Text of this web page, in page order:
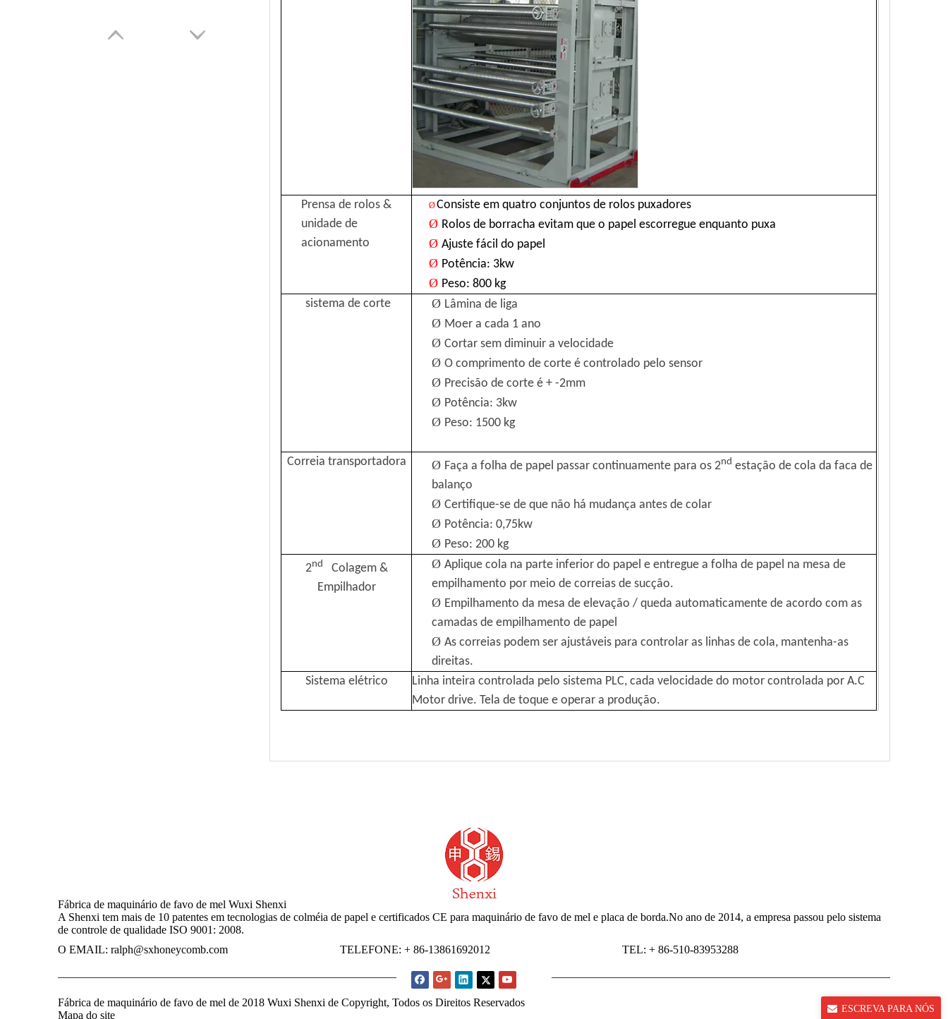
Prensa de rolos &
unidade de
acionamento
ØConsiste em quatro conjuntos de rolos puxadores
Ø Rolos de borracha evitam que o papel escorregue enquanto puxa
Ø Ajuste fácil do papel
Ø Potência: 3kw
Ø Peso: 800 kg
sistema de corte
Ø Lâmina de liga
Ø Moer a cada 1 ano
Ø Cortar sem diminuir a velocidade
Ø O comprimento de corte é controlado pelo sensor
Ø Precisão de corte é + -2mm
Ø Potência: 3kw
Ø Peso: 1500 kg
Correia transportadora Ø Faça a folha de papel passar continuamente para os 2nd estação de cola da faca de
balanço
Ø Certifique-se de que não há mudança antes de colar
Ø Potência: 0,75kw
Ø Peso: 200 kg
2nd
Colagem &
Empilhador
Ø Aplique cola na parte inferior do papel e entregue a folha de papel na mesa de
empilhamento por meio de correias de sucção.
Ø Empilhamento da mesa de elevação / queda automaticamente de acordo com as
camadas de empilhamento de papel
Ø As correias podem ser ajustáveis ​​para controlar as linhas de cola, mantenha-as
direitas.
Sistema elétrico
Linha inteira controlada pelo sistema PLC, cada velocidade do motor controlada por A.C
Motor drive. Tela de toque e operar a produção.
Fábrica de maquinário de favo de mel Wuxi Shenxi
A Shenxi tem mais de 10 patentes em tecnologias de colméia de papel e certificados CE para maquinário de favo de mel e placa de borda.No ano de 2014, a empresa passou pelo sistema
de controle de qualidade ISO 9001: 2008.
O EMAIL: ralph@sxhoneycomb.com TELEFONE: + 86-13861692012 TEL: + 86-510-83953288
ESCREVA PARA NÓS
Fábrica de maquinário de favo de mel de 2018 Wuxi Shenxi de Copyright, Todos os Direitos Reservados
Mapa do site